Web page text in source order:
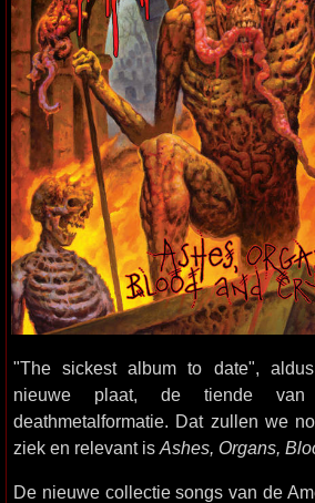
"The sickest album to date",
nieuwe plaat, de tiende van
deathmetalformatie. Dat zullen we
ziek en relevant is Ashes, Organs,
De nieuwe collectie songs van de